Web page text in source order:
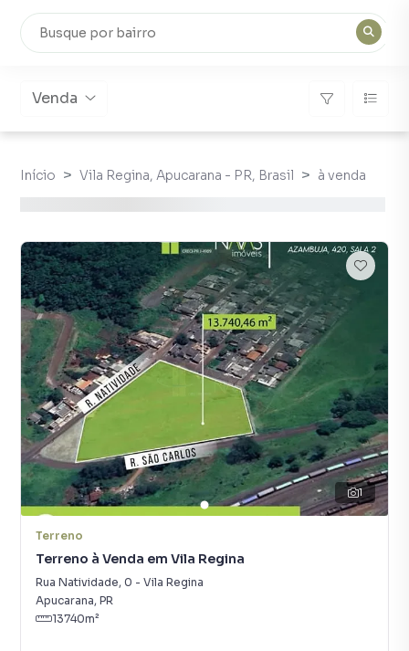
Venda
Início Vila Regina, Apucarana - PR, Brasil à venda
1
Terreno
Terreno à Venda em Vila Regina
Rua Natividade, 0 - Vila Regina
Apucarana, PR
13740m²